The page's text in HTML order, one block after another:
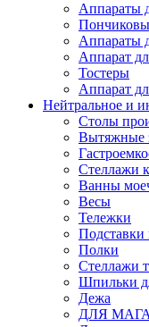
Аппараты
Аппараты
Аппарат
Тостеры
Аппарат
Нейтральное и
Столы
Вытяжные
Стеллажи
Ванны
Весы
Тележки
Подставки
Полки
Стеллажи
Шпильки
Дежа
ДЛЯ